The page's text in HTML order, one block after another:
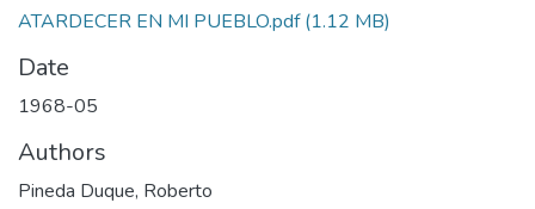
ATARDECER EN MI PUEBLO.pdf(1.12 MB)
Date
1968-05
Authors
Pineda Duque, Roberto